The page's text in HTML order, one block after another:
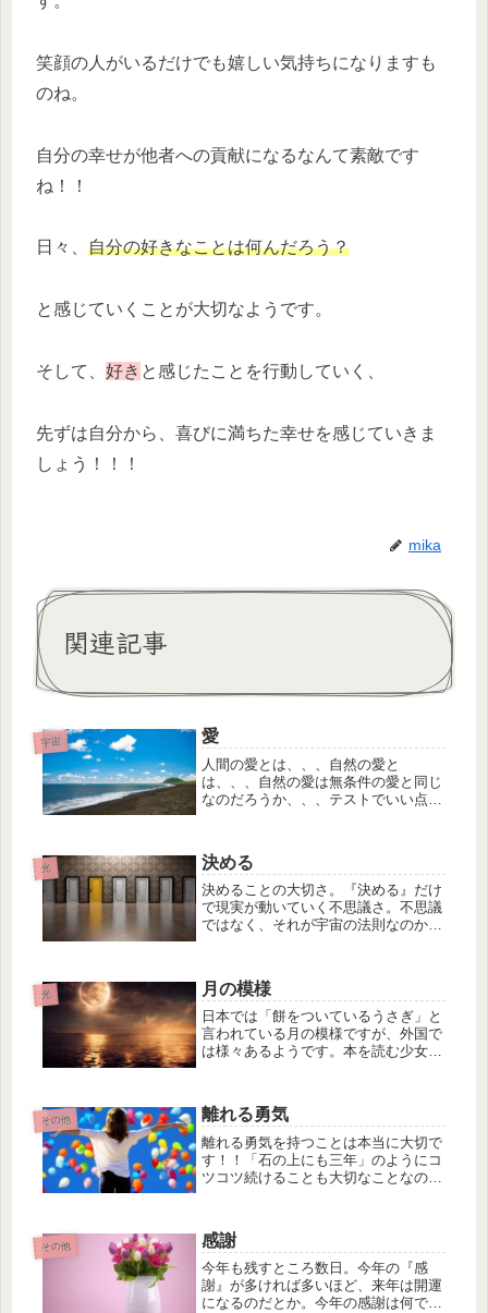
笑顔の人がいるだけでも嬉しい気持ちになりますも
のね。
自分の幸せが他者への貢献になるなんて素敵です
ね！！
日々、 自分の好きなことは何んだろう？
と感じていくことが大切なようです。
そして、 好き と感じたことを行動していく、
先ずは自分から、喜びに満ちた幸せを感じていきま
しょう！！！
mika
関連記事
宇宙 愛
人間の愛とは、、、自然の愛と
は、、、自然の愛は無条件の愛と同じ
なのだろうか、、、テストでいい点を
思い通りに動いてくれてくれたか
ら、、、などの自分の思いが入った条
件付きの愛、...
光 決める
決めることの大切さ。『決める』だけ
で現実が動いていく不思議さ。不思議
ではなく、それが宇宙の法則なのかも
だったら宇宙からの応援がどんどん入
ってきます。けれども、宇宙からの応
援...
光 月の模様
日本では「餅をついているうさぎ」と
言われている月の模様ですが、外国で
は様々あるようです。本を読む少女、
いると、幼い頃から「うさぎ」と聞く
ことが多いので、何となくうさぎに見
えて...
その他 離れる勇気
離れる勇気を持つことは本当に大切で
す！！「石の上にも三年」のようにコ
ツコツ続けることも大切なことなのか
に不調が出たら、すぐ離れた方がいい
サイン真面目にコツコツしていても、
体...
その他 感謝
今年も残すところ数日。今年の『感
謝』が多ければ多いほど、来年は開運
になるのだとか。今年の感謝は何です